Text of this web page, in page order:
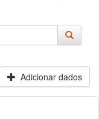
Adicionar dados